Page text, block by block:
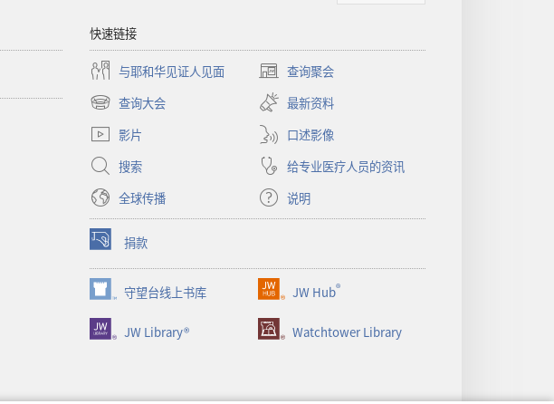
快速链接
与耶和华见证人见面 查询聚会
（打
开
新
窗
口）
查询大会
（打
开
新
窗
口）
最新资料
影片
口述影像
搜索
给专业医疗人员的资讯
全球传播
说明
捐款
（打
开
新
窗
口）
守望台线上书库
（打
开
新
JW Hub®
（打
开
新
JW Library® Watchtower Library